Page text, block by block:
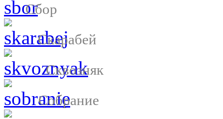
Сбор
Скарабей
Сквозняк
Собрание